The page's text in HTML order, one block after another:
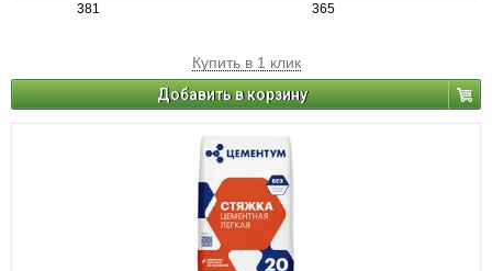
381 365
Купить в 1 клик
Добавить в корзину